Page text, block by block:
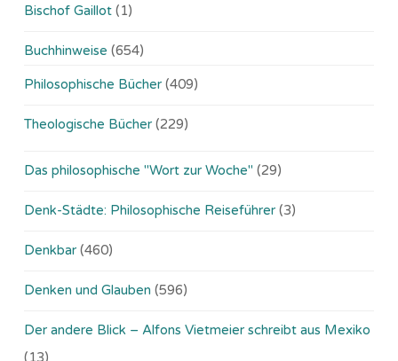
Bischof Gaillot (1)
Buchhinweise (654)
Philosophische Bücher (409)
Theologische Bücher (229)
Das philosophische "Wort zur Woche" (29)
Denk-Städte: Philosophische Reiseführer (3)
Denkbar (460)
Denken und Glauben (596)
Der andere Blick – Alfons Vietmeier schreibt aus Mexiko
(13)